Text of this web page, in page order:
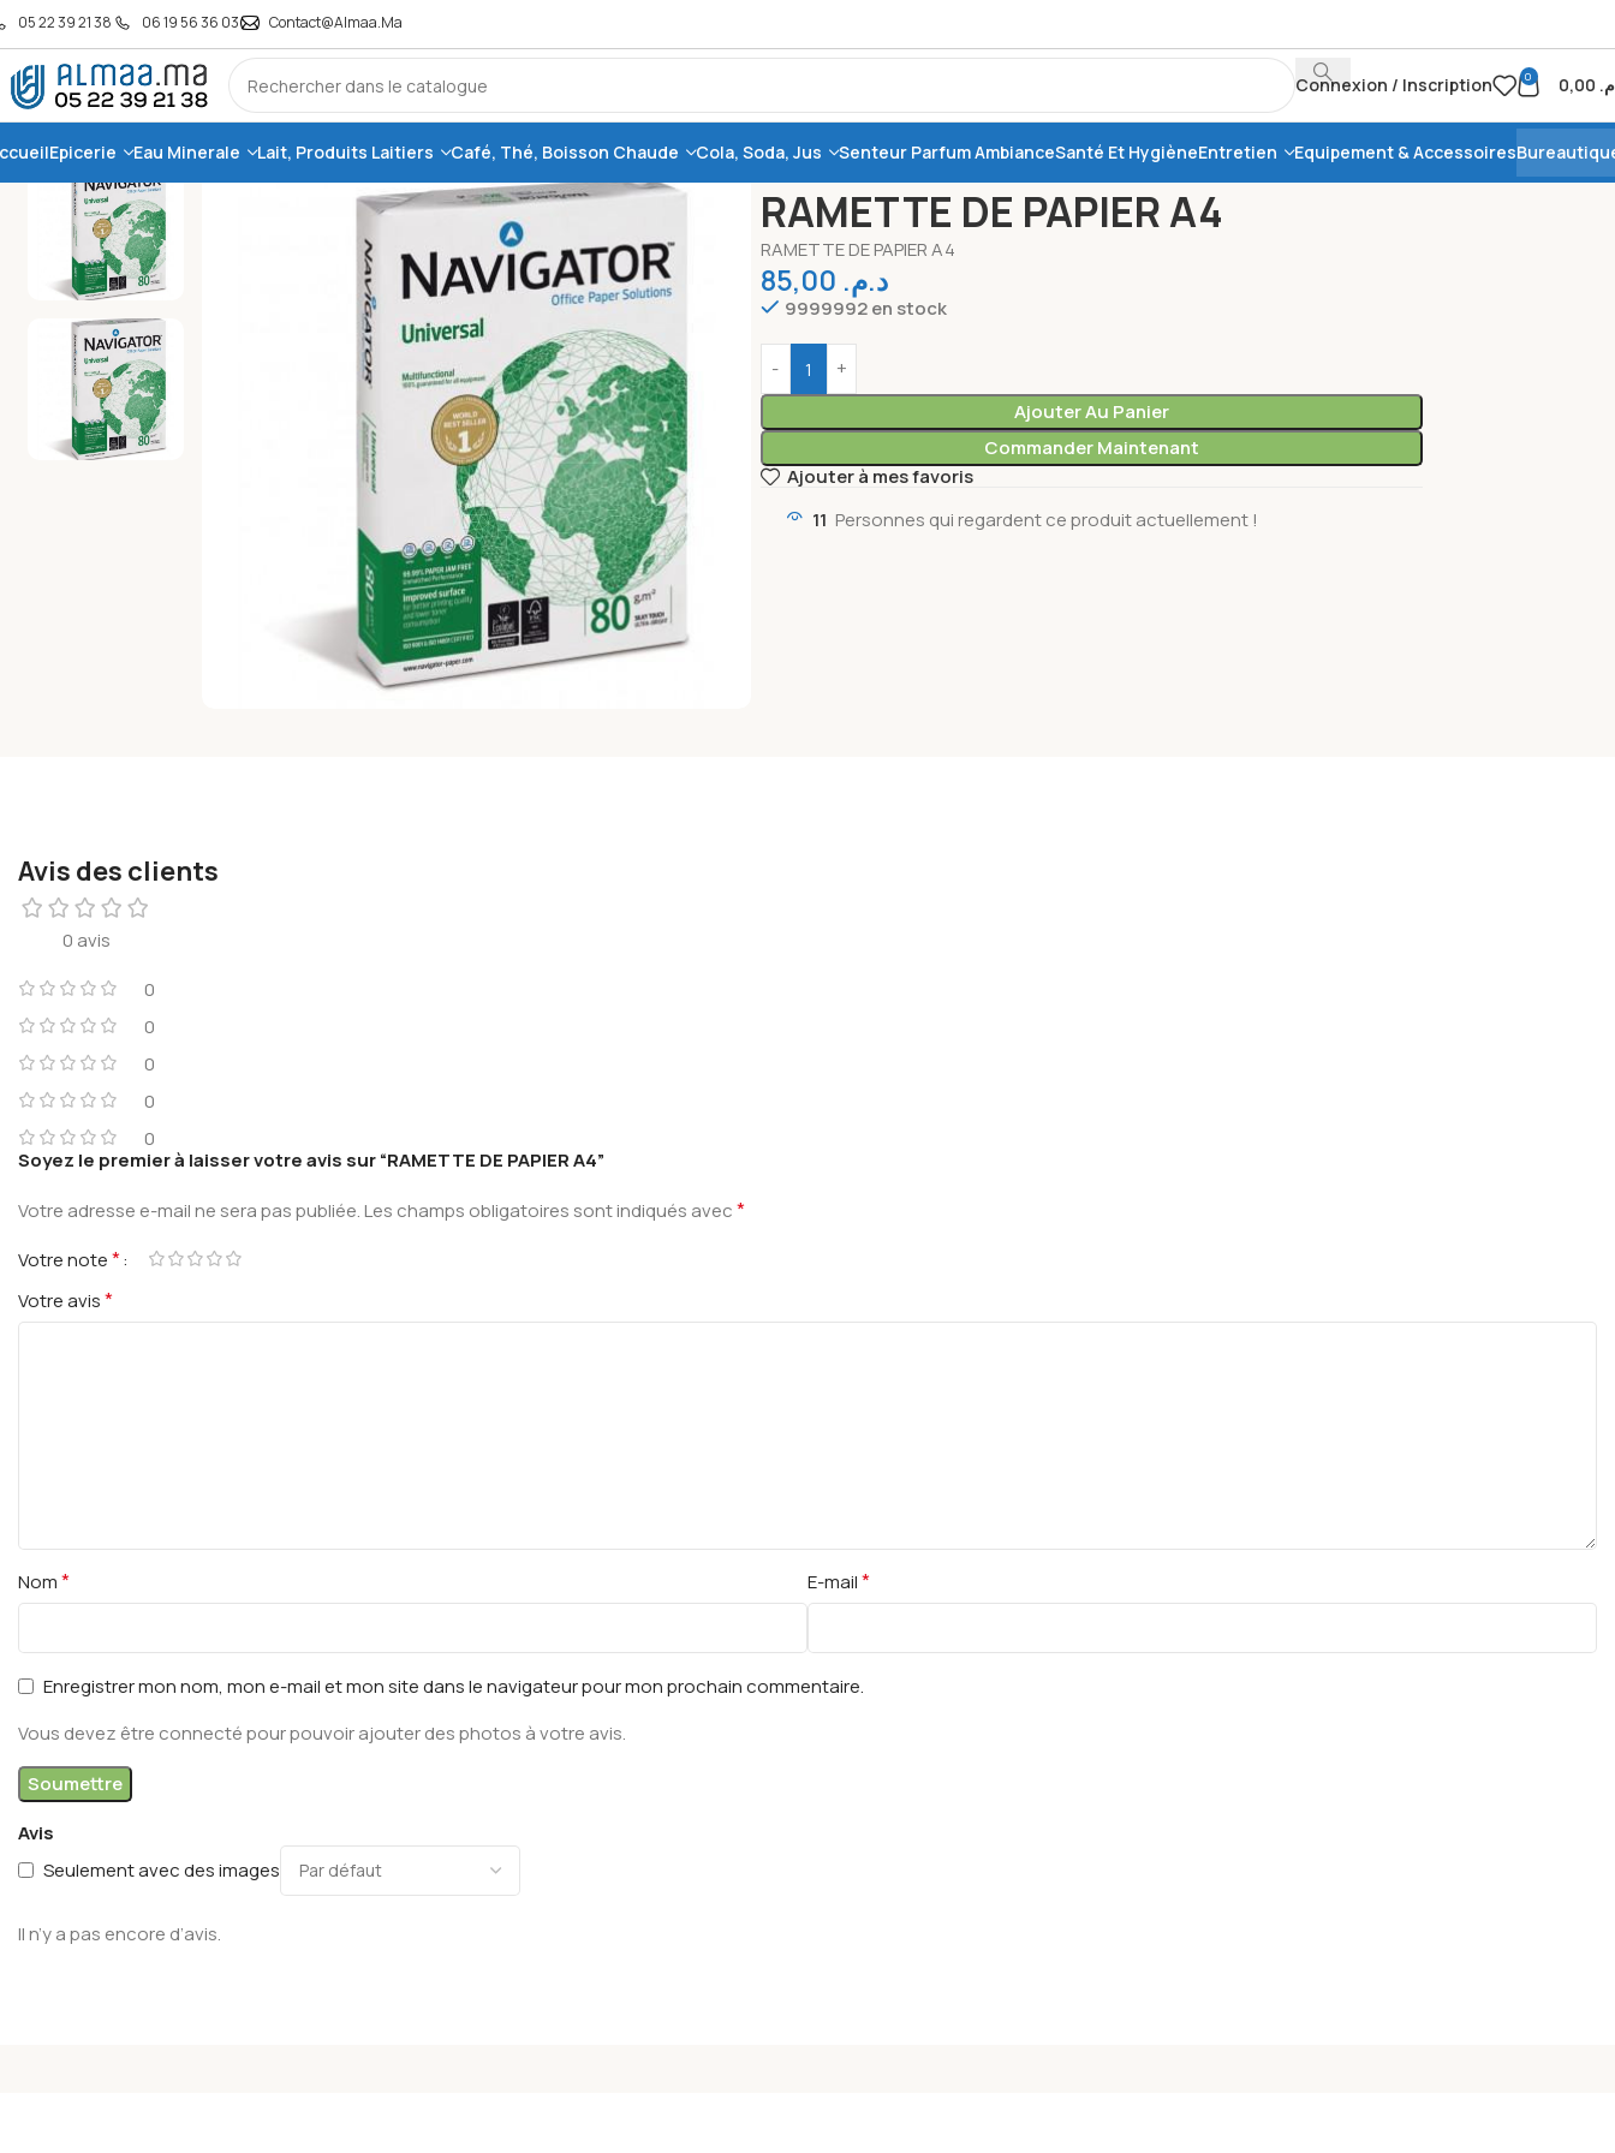
05 22 39 21 38 06 19 56 36 03 Contact@almaa.ma
Connexion / Inscription 0
Epicerie Eau Minerale Lait, Produits Laitiers Café, Thé, Boisson Chaude Cola, Soda, Jus Senteur Parfum AmbianceSanté Et HygièneEntretien Equipement & Accessoires
RAMETTE DE PAPIER A4
RAMETTE DE PAPIER A4
د.م.
9999992 en stock
Ajouter Au Panier
Commander Maintenant
Ajouter à mes favoris
11 Personnes qui regardent ce produit actuellement !
Avis des clients
0 avis
0
0
0
0
0
Avis
Seulement avec des images
Il n’y a pas encore d’avis.
Soyez le premier à laisser votre avis sur “RAMETTE DE PAPIER A4”
Votre adresse e-mail ne sera pas publiée.Les champs obligatoires sont indiqués avec*
Votre note*
Votre avis*
Nom* E-mail*
Enregistrer mon nom, mon e-mail et mon site dans le navigateur pour mon prochain commentaire.
Vous devez être connecté pour pouvoir ajouter des photos à votre avis.